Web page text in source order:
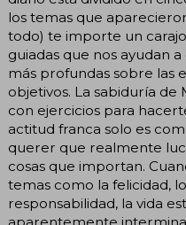
los temas que
todo) te importe un
guiadas que nos ayudan
más profundas sobre las
objetivos. La sabiduría
con ejercicios para
actitud franca solo es
querer que realmente
cosas que importan.
temas como la felicidad,
responsabilidad, la vida